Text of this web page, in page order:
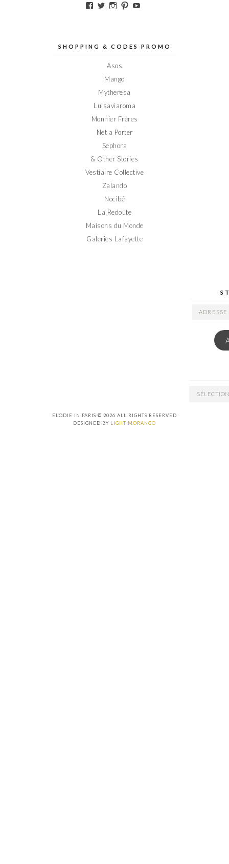
Voir
sur
Voir
sur
Voir
sur
Voir
sur sur
SHOPPING & CODES PROMO
Asos
Mango
Mytheresa
Luisaviaroma
Monnier Frères
Net a Porter
Sephora
& Other Stories
Vestiaire Collective
Zalando
Nocibé
La Redoute
Maisons du Monde
Galeries Lafayette
ADRESSE
ARCHIVES
ELODIE IN PARIS © 2026 ALL RIGHTS RESERVED
DESIGNED BY LIGHT MORANGO